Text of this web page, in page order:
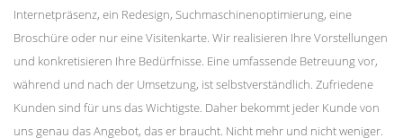
Internetpräsenz, ein Redesign, Suchmaschinenoptimierung, eine
Broschüre oder nur eine Visitenkarte. Wir realisieren Ihre Vorstellungen
und konkretisieren Ihre Bedürfnisse. Eine umfassende Betreuung vor,
während und nach der Umsetzung, ist selbstverständlich. Zufriedene
Kunden sind für uns das Wichtigste. Daher bekommt jeder Kunde von
uns genau das Angebot, das er braucht. Nicht mehr und nicht weniger.